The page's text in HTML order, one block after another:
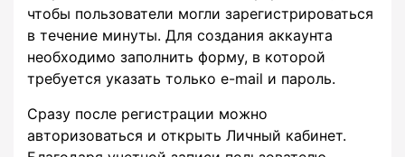
чтобы пользователи могли зарегистрироваться
в течение минуты. Для создания аккаунта
необходимо заполнить форму, в которой
требуется указать только e-mail и пароль.
Сразу после регистрации можно
авторизоваться и открыть Личный кабинет.